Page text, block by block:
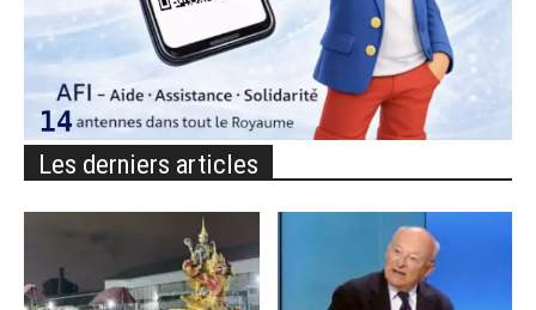
Les derniers articles